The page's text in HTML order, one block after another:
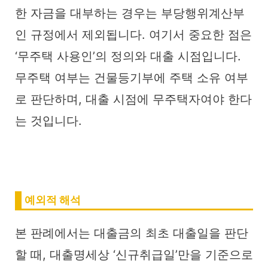
한 자금을 대부하는 경우는 부당행위계산부
인 규정에서 제외됩니다. 여기서 중요한 점은
‘무주택 사용인’의 정의와 대출 시점입니다.
무주택 여부는 건물등기부에 주택 소유 여부
로 판단하며, 대출 시점에 무주택자여야 한다
는 것입니다.
예외적 해석
본 판례에서는 대출금의 최초 대출일을 판단
할 때, 대출명세상 ‘신규취급일’만을 기준으로